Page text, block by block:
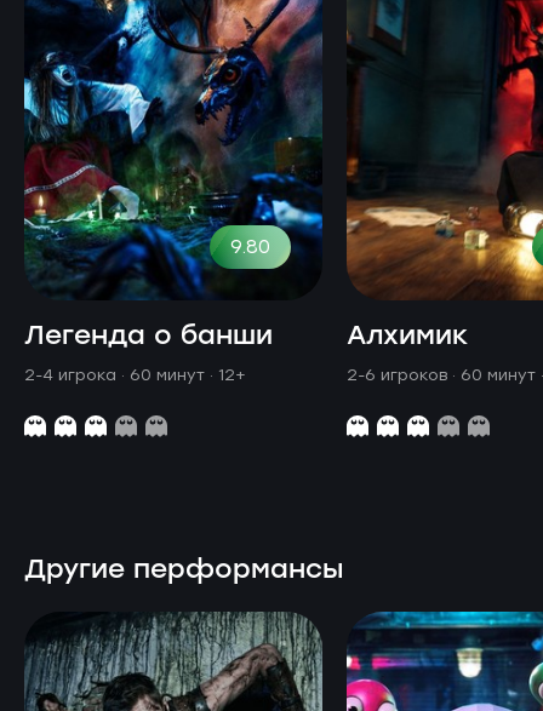
9.80
Легенда о банши
2-4 игрока · 60 минут · 12+
Алхимик
2-6 игроков · 60 минут
Другие перформансы